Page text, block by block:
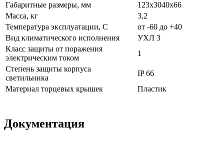
Габаритные размеры, мм
123x3040x66
Масса, кг
3,2
Температура эксплуатации, С
от -60 до +40
Вид климатического исполнения
УХЛ 3
Класс защиты от поражения
электрическим током
1
Степень защиты корпуса
светильника
IP 66
Материал торцевых крышек
Пластик
Документация